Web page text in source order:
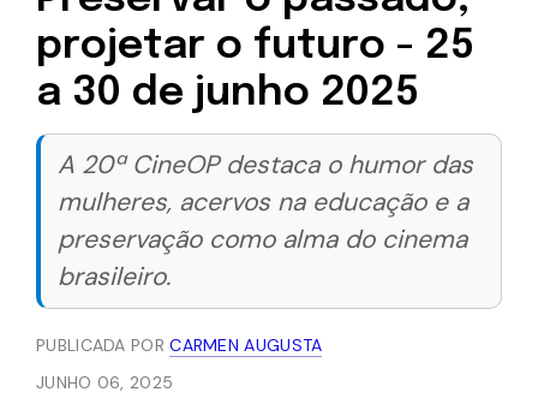
projetar o futuro - 25
a 30 de junho 2025
A 20ª CineOP destaca o humor das
mulheres, acervos na educação e a
preservação como alma do cinema
brasileiro.
PUBLICADA PORCARMEN AUGUSTA
JUNHO 06, 2025